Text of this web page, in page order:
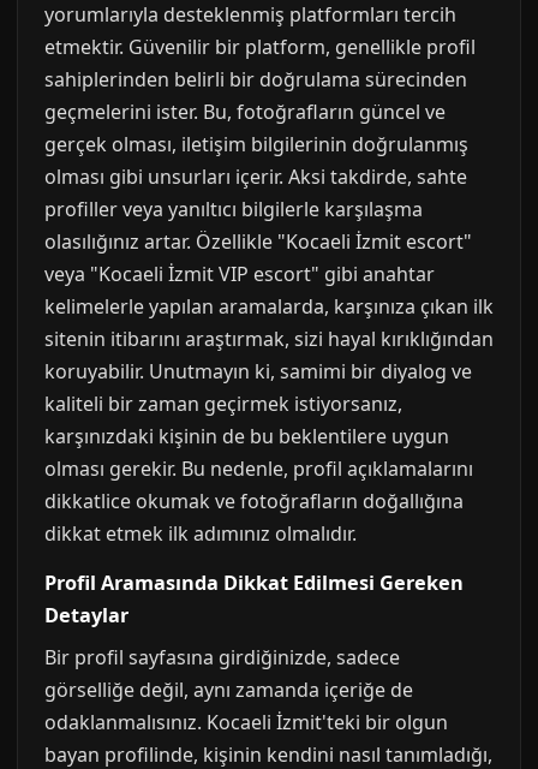
yorumlarıyla desteklenmiş platformları tercih
etmektir. Güvenilir bir platform, genellikle profil
sahiplerinden belirli bir doğrulama sürecinden
geçmelerini ister. Bu, fotoğrafların güncel ve
gerçek olması, iletişim bilgilerinin doğrulanmış
olması gibi unsurları içerir. Aksi takdirde, sahte
profiller veya yanıltıcı bilgilerle karşılaşma
olasılığınız artar. Özellikle "Kocaeli İzmit escort"
veya "Kocaeli İzmit VIP escort" gibi anahtar
kelimelerle yapılan aramalarda, karşınıza çıkan ilk
sitenin itibarını araştırmak, sizi hayal kırıklığından
koruyabilir. Unutmayın ki, samimi bir diyalog ve
kaliteli bir zaman geçirmek istiyorsanız,
karşınızdaki kişinin de bu beklentilere uygun
olması gerekir. Bu nedenle, profil açıklamalarını
dikkatlice okumak ve fotoğrafların doğallığına
dikkat etmek ilk adımınız olmalıdır.
Profil Aramasında Dikkat Edilmesi Gereken
Detaylar
Bir profil sayfasına girdiğinizde, sadece
görselliğe değil, aynı zamanda içeriğe de
odaklanmalısınız. Kocaeli İzmit'teki bir olgun
bayan profilinde, kişinin kendini nasıl tanımladığı,